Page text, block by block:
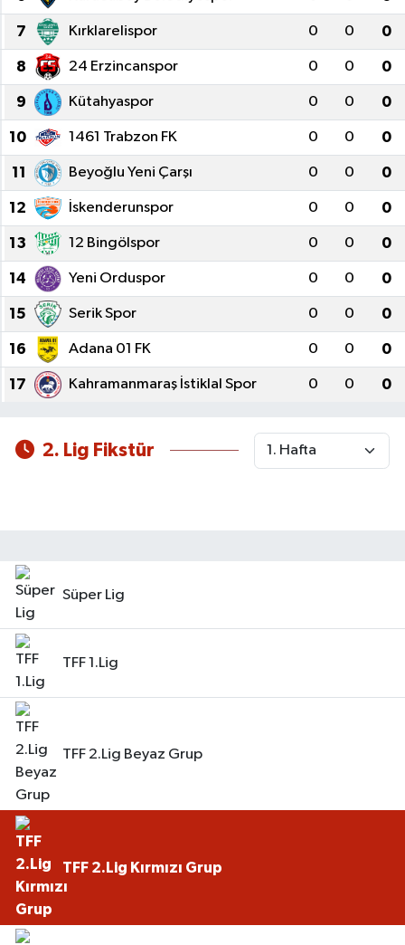
7 Kırklarelispor 0 0 0
8 24 Erzincanspor 0 0 0
9 Kütahyaspor 0 0 0
10 1461 Trabzon FK 0 0 0
11 Beyoğlu Yeni Çarşı 0 0 0
12 İskenderunspor 0 0 0
13 12 Bingölspor 0 0 0
14 Yeni Orduspor 0 0 0
15 Serik Spor 0 0 0
16 Adana 01 FK 0 0 0
17 Kahramanmaraş İstiklal Spor 0 0 0
2. Lig Fikstür
Süper Lig
TFF 1.Lig
TFF 2.Lig Beyaz Grup
TFF 2.Lig Kırmızı Grup
GİZLİLİK SÖZLEŞMESİ
İLETİŞİM